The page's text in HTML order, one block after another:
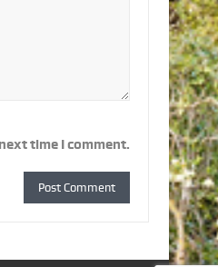
time I comment.